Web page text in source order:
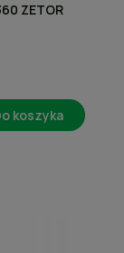
ZETOR
koszyka